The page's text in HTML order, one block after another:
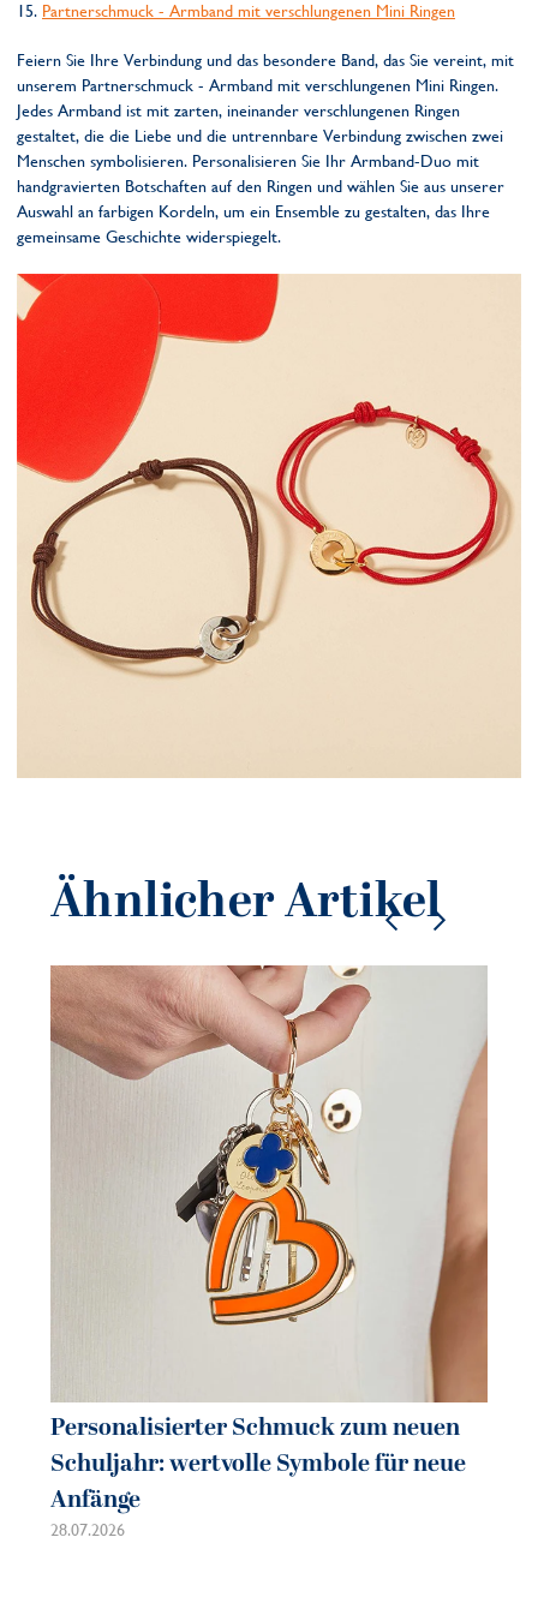
15. Partnerschmuck - Armband mit verschlungenen Mini Ringen
Feiern Sie Ihre Verbindung und das besondere Band, das Sie vereint, mit
unserem Partnerschmuck - Armband mit verschlungenen Mini Ringen.
Jedes Armband ist mit zarten, ineinander verschlungenen Ringen
gestaltet, die die Liebe und die untrennbare Verbindung zwischen zwei
Menschen symbolisieren. Personalisieren Sie Ihr Armband-Duo mit
handgravierten Botschaften auf den Ringen und wählen Sie aus unserer
Auswahl an farbigen Kordeln, um ein Ensemble zu gestalten, das Ihre
gemeinsame Geschichte widerspiegelt.
Ähnlicher Artikel
Personalisierter Schmuck zum neuen
Schuljahr: wertvolle Symbole für neue
Anfänge
28.07.2026